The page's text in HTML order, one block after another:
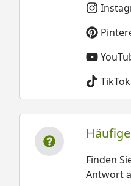
TikTok
Finden
Antwort